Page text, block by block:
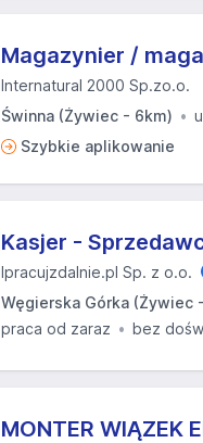
Magazynier /
Internatural 2000 Sp.zo.o.
Świnna (Żywiec - 6km)
Szybkie aplikowanie
Kasjer -
Ipracujzdalnie.pl Sp. z o.o.
Węgierska Górka (Żywiec
praca od zaraz
bez
MONTER WIĄZEK